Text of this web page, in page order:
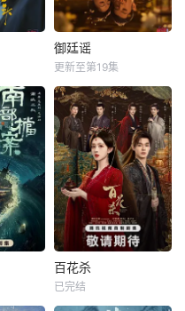
御廷谣
更新至第19集
百花杀
已完结